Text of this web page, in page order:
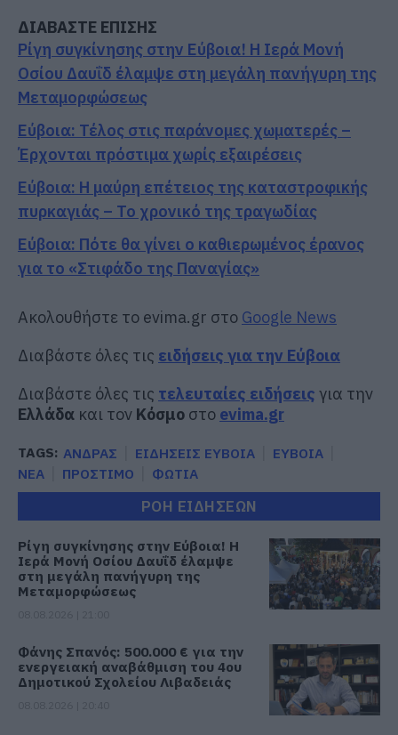
ΔΙΑΒΑΣΤΕ ΕΠΙΣΗΣ
Ρίγη συγκίνησης στην Εύβοια! Η Ιερά Μονή
Οσίου Δαυΐδ έλαμψε στη μεγάλη πανήγυρη της
Μεταμορφώσεως
Εύβοια: Τέλος στις παράνομες χωματερές –
Έρχονται πρόστιμα χωρίς εξαιρέσεις
Εύβοια: Η μαύρη επέτειος της καταστροφικής
πυρκαγιάς – Το χρονικό της τραγωδίας
Εύβοια: Πότε θα γίνει ο καθιερωμένος έρανος
για το «Στιφάδο της Παναγίας»
Ακολουθήστε το evima.gr στο Google News
Διαβάστε όλες τις ειδήσεις για την Εύβοια
Διαβάστε όλες τις τελευταίες ειδήσεις για την
Ελλάδα και τον Κόσμο στο evima.gr
TAGS: ΑΝΔΡΑΣ ΕΙΔΗΣΕΙΣ ΕΥΒΟΙΑ
ΕΥΒΟΙΑ
ΝΕΑ
ΠΡΟΣΤΙΜΟ ΦΩΤΙΑ
ΡΟΗ ΕΙΔΗΣΕΩΝ
Ρίγη συγκίνησης στην Εύβοια! Η
Ιερά Μονή Οσίου Δαυΐδ έλαμψε
στη μεγάλη πανήγυρη της
Μεταμορφώσεως
Φάνης Σπανός: 500.000 € για την
ενεργειακή αναβάθμιση του 4ου
Δημοτικού Σχολείου Λιβαδειάς